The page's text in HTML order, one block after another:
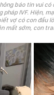
báo tin vui
IVF. Hiện,
vợ có con đầu
mất sớm, con